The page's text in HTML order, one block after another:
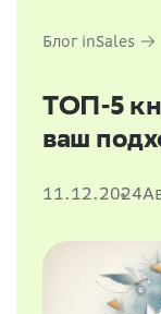
Блог inSales
ТОП-5
ваш
11.12.2024